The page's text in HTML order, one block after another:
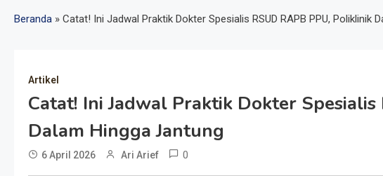
Beranda » Catat! Ini Jadwal Praktik Dokter Spesialis RSUD RAPB PPU, Poliklinik
Artikel
Catat! Ini Jadwal Praktik Dokter
Dalam Hingga Jantung
6 April 2026 Ari Arief 0